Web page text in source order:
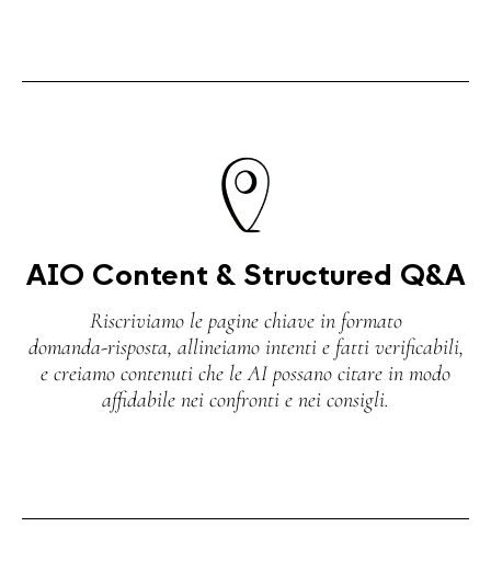
AIO Content & Structured Q&A
Riscriviamo le pagine chiave in formato
domanda‑risposta, allineiamo intenti e fatti verificabili,
e creiamo contenuti che le AI possano citare in modo
affidabile nei confronti e nei consigli.